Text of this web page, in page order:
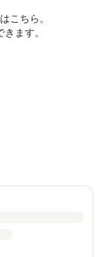
こちら。
ます。